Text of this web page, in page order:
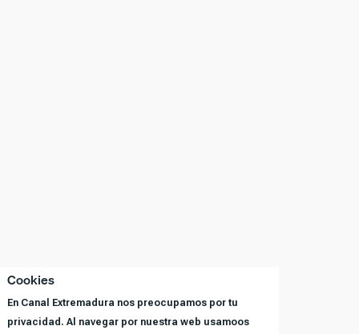
Cookies
En Canal Extremadura nos preocupamos por tu
privacidad. Al navegar por nuestra web usamoos